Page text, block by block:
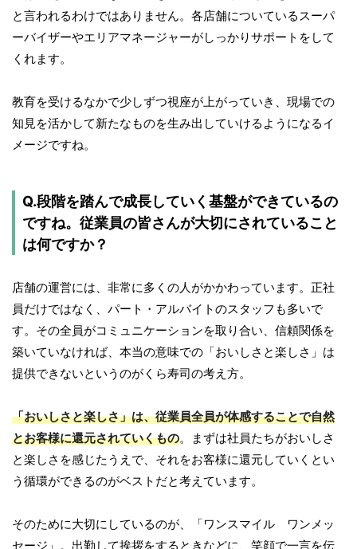
と言われるわけではありません。各店舗についているスーパ
ーバイザーやエリアマネージャーがしっかりサポートをして
くれます。
教育を受けるなかで少しずつ視座が上がっていき、現場での
知見を活かして新たなものを生み出していけるようになるイ
メージですね。
Q.段階を踏んで成長していく基盤ができているの
ですね。従業員の皆さんが大切にされていること
は何ですか？
店舗の運営には、非常に多くの人がかかわっています。正社
員だけではなく、パート・アルバイトのスタッフも多いで
す。その全員がコミュニケーションを取り合い、信頼関係を
築いていなければ、本当の意味での「おいしさと楽しさ」は
提供できないというのがくら寿司の考え方。
「おいしさと楽しさ」は、従業員全員が体感することで自然
とお客様に還元されていくもの。まずは社員たちがおいしさ
と楽しさを感じたうえで、それをお客様に還元していくとい
う循環ができるのがベストだと考えています。
そのために大切にしているのが、「ワンスマイル ワンメッ
セージ」。出勤して挨拶をするときなどに、笑顔で一言を伝